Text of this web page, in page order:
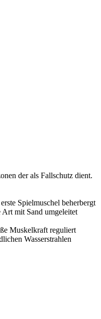
der als Fallschutz dient.
Spielmuschel beherbergt
Art mit Sand umgeleitet
Muskelkraft reguliert
Wasserstrahlen